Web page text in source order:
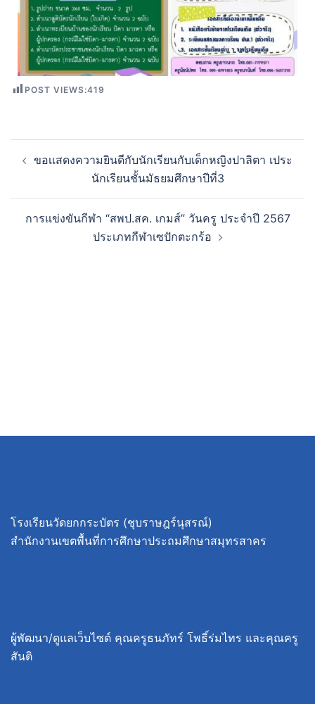
POST VIEWS:419
ขอเเสดงความยินดีกับนักเรียนกับเด็กหญิงปาลิตา เประ
นักเรียนชั้นมัธยมศึกษาปีที่3
การแข่งขันกีฬา “สพป.สค. เกมส์” วันครู ประจำปี 2567
ประเภทกีฬาเซปักตะกร้อ
โรงเรียนวัดยกกระบัตร (ชุบราษฎร์นุสรณ์)
สำนักงานเขตพื้นที่การศึกษาประถมศึกษาสมุทรสาคร
ผู้พัฒนา/ดูแลเว็บไซต์ คุณครูธนภัทร์ โพธิ์ร่มไทร และคุณครู
สันติ